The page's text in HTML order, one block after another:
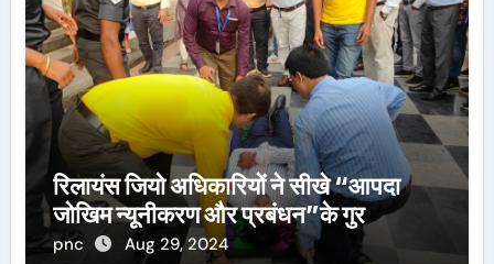
रिलायंस जियो अधिकारियों ने सीखे “आपदा
जोखिम न्यूनीकरण और प्रबंधन”के गुर
pnc Aug 29, 2024